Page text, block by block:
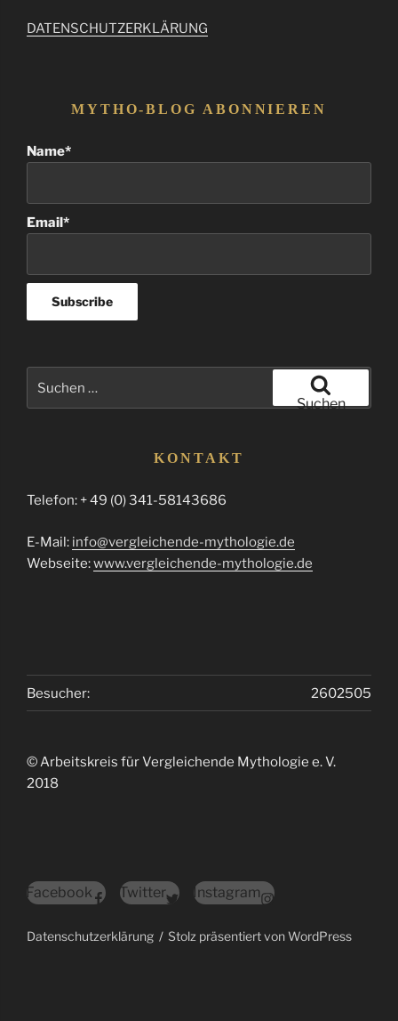
DATENSCHUTZERKLÄRUNG
MYTHO-BLOG ABONNIEREN
Name*
Email*
Suchen
KONTAKT
Telefon: + 49 (0) 341-58143686
E-Mail: info@vergleichende-mythologie.de
Webseite:www.vergleichende-mythologie.de
2602505
Besucher:
© Arbeitskreis für Vergleichende Mythologie e. V.
2018
Facebook Twitter Instagram
Datenschutzerklärung Stolz präsentiert von WordPress